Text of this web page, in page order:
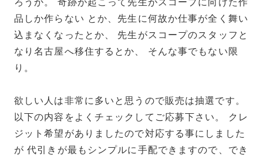
ろうか。 奇跡が起こって先生がスコープに向けた作
品しか作らない とか、先生に何故か仕事が全く舞い
込まなくなったとか、 先生がスコープのスタッフと
なり名古屋へ移住するとか、 そんな事でもない限
り。
欲しい人は非常に多いと思うので販売は抽選です。
以下の内容をよくチェックしてご応募下さい。 クレ
ジット希望がありましたので対応する事にしました
が 代引きが最もシンプルに手配できますので、でき